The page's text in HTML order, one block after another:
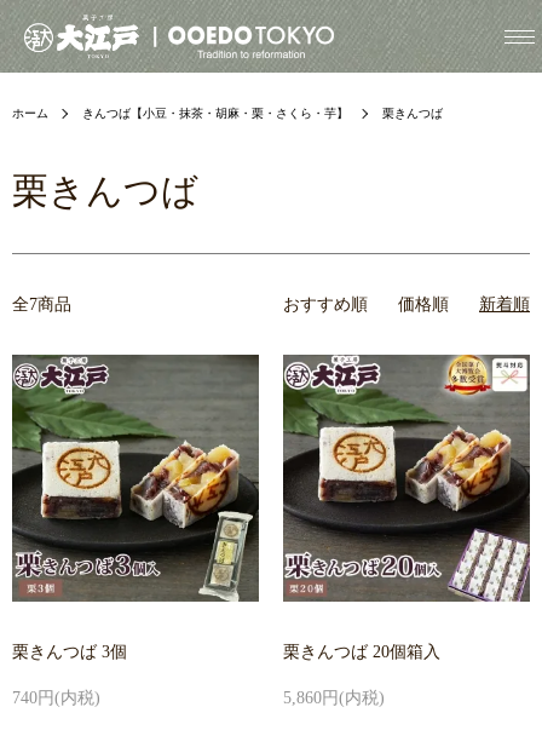
ホーム きんつば【小豆・抹茶・胡麻・栗・さくら・芋】 栗きんつば
栗きんつば
全7商品 おすすめ順 価格順 新着順
栗きんつば 3個
740円(内税)
栗きんつば 20個箱入
5,860円(内税)